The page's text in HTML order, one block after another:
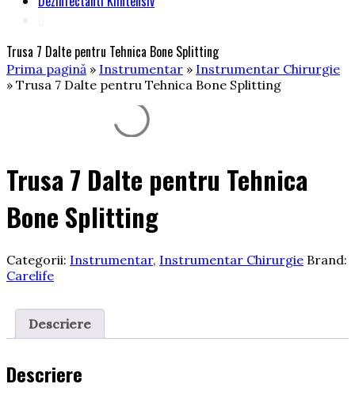
Trusa 7 Dalte pentru Tehnica Bone Splitting
Prima pagină » Instrumentar » Instrumentar Chirurgie
» Trusa 7 Dalte pentru Tehnica Bone Splitting
Trusa 7 Dalte pentru Tehnica
Bone Splitting
Categorii: Instrumentar, Instrumentar Chirurgie Brand:
Carelife
Descriere
Descriere